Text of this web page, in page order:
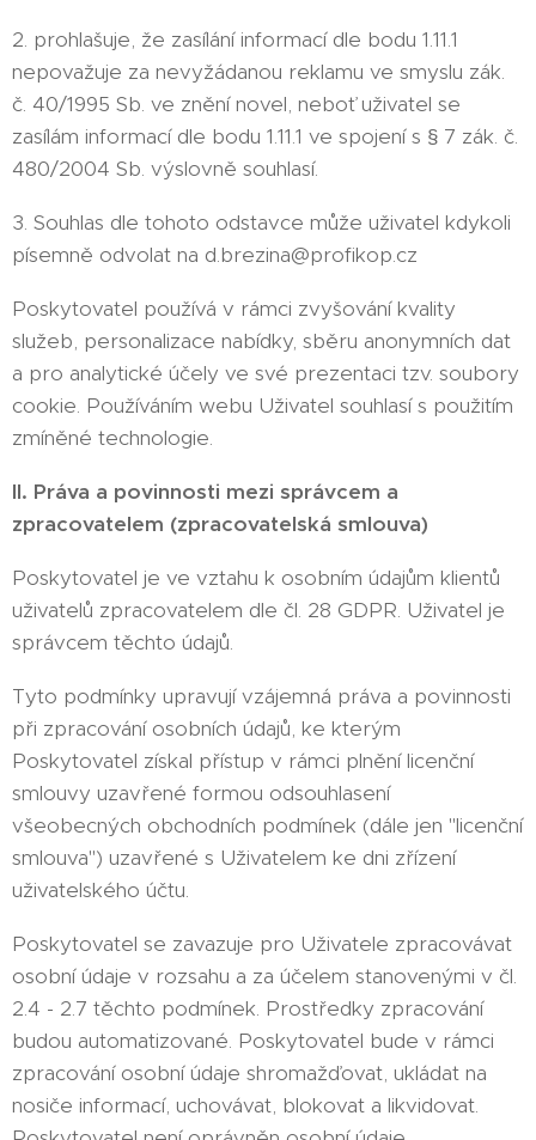
2. prohlašuje, že zasílání informací dle bodu 1.11.1
nepovažuje za nevyžádanou reklamu ve smyslu zák.
č. 40/1995 Sb. ve znění novel, neboť uživatel se
zasílám informací dle bodu 1.11.1 ve spojení s § 7 zák. č.
480/2004 Sb. výslovně souhlasí.
3. Souhlas dle tohoto odstavce může uživatel kdykoli
písemně odvolat na d.brezina@profikop.cz
Poskytovatel používá v rámci zvyšování kvality
služeb, personalizace nabídky, sběru anonymních dat
a pro analytické účely ve své prezentaci tzv. soubory
cookie. Používáním webu Uživatel souhlasí s použitím
zmíněné technologie.
II. Práva a povinnosti mezi správcem a
zpracovatelem (zpracovatelská smlouva)
Poskytovatel je ve vztahu k osobním údajům klientů
uživatelů zpracovatelem dle čl. 28 GDPR. Uživatel je
správcem těchto údajů.
Tyto podmínky upravují vzájemná práva a povinnosti
při zpracování osobních údajů, ke kterým
Poskytovatel získal přístup v rámci plnění licenční
smlouvy uzavřené formou odsouhlasení
všeobecných obchodních podmínek (dále jen "licenční
smlouva") uzavřené s Uživatelem ke dni zřízení
uživatelského účtu.
Poskytovatel se zavazuje pro Uživatele zpracovávat
osobní údaje v rozsahu a za účelem stanovenými v čl.
2.4 - 2.7 těchto podmínek. Prostředky zpracování
budou automatizované. Poskytovatel bude v rámci
zpracování osobní údaje shromažďovat, ukládat na
nosiče informací, uchovávat, blokovat a likvidovat.